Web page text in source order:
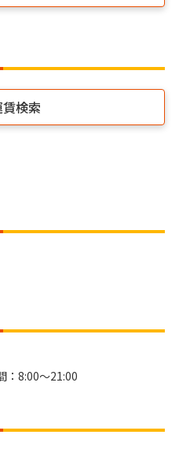
検索
8:00～21:00